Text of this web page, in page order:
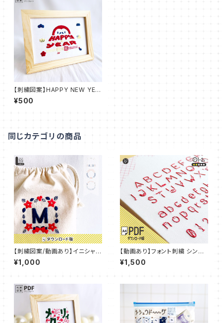
【刺繍図案】HAPPY NEW YEA
R | お正月【PDFダウンロード】
：PDF_P03
¥500
同じカテゴリの商品
【刺繍図案/動画あり】イニシャル
デコ 刺繍 IDEable LIGHT ク
リスマス’24：IDL_P01
¥1,000
【動画あり】フォント刺繍 シンプ
ルねこフォント 【PDFダウンロー
ド】：FNT_P001
¥1,500